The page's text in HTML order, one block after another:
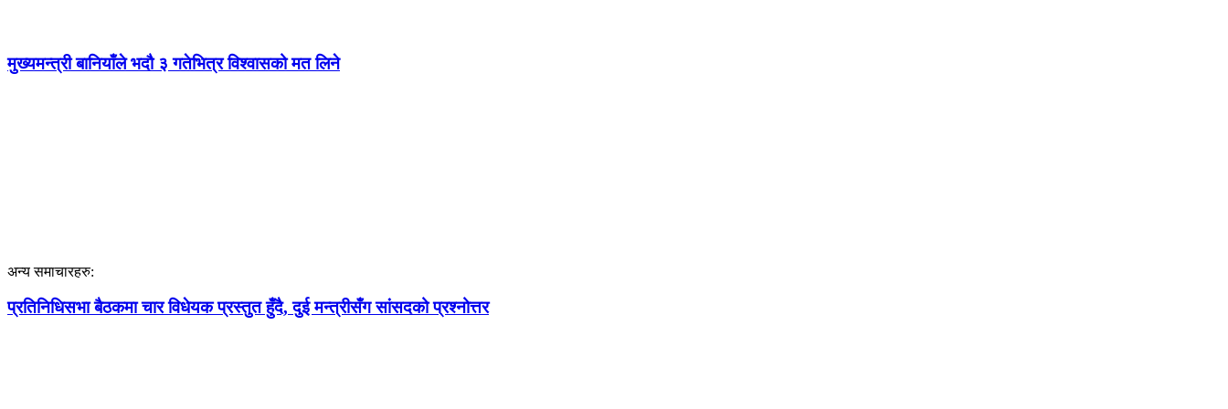
मुख्यमन्त्री बानियाँले भदौ ३ गतेभित्र विश्वासको मत लिने
अन्य समाचारहरु:
प्रतिनिधिसभा बैठकमा चार विधेयक प्रस्तुत हुँदै, दुई मन्त्रीसँग सांसदको प्रश्नोत्तर